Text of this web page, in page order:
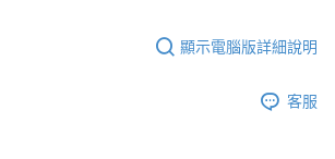
顯示電腦版詳細說明
客服